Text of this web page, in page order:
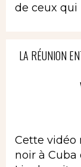
de ceux qui
LA RÉUNION
Cette vidéo
noir à Cuba